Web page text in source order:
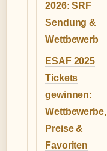
2026: SRF
Sendung &
Wettbewerb
ESAF 2025
Tickets
gewinnen:
Wettbewerbe,
Preise &
Favoriten